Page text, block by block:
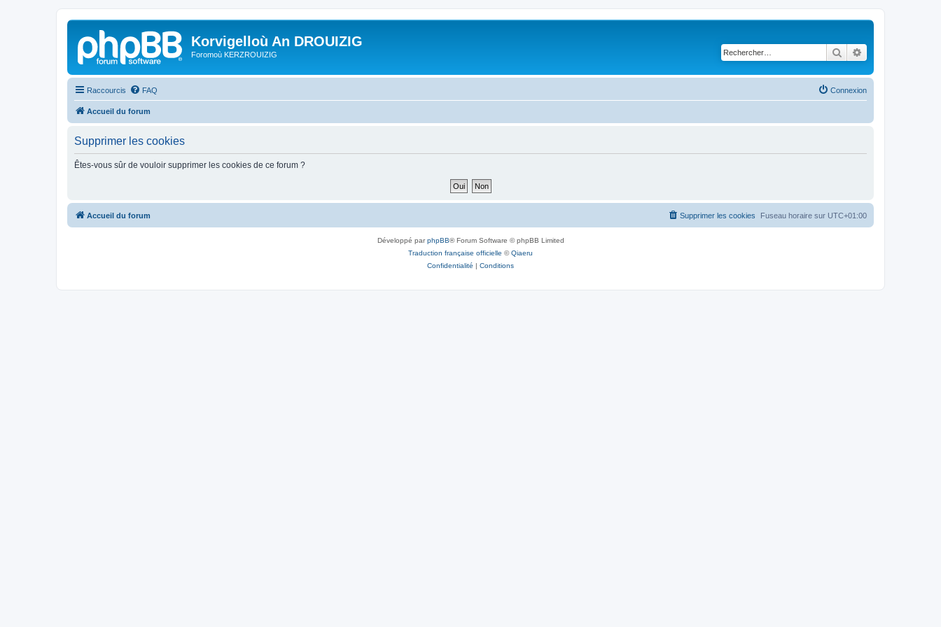
Korvigelloù An DROUIZIG
Foromoù KERZROUIZIG Rechercher
Raccourcis FAQ Connexion
Accueil du forum
Supprimer les cookies
Êtes-vous sûr de vouloir supprimer les cookies de ce forum ?
Accueil du forum Fuseau horaire sur UTC+01:00
Supprimer les cookies
Développé parphpBB® Forum Software © phpBB Limited
Traduction française officielle ©Qiaeru
Confidentialité | Conditions